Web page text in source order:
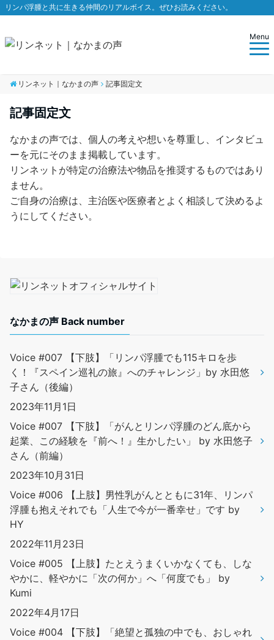
リンパ浮腫と共に生きる仲間のリアルボイス。ぜひお読みください。
Menu
リンネット｜なかまの声 記事固定文
記事固定文
なかまの声では、個人の考えや想いを尊重し、インタビュ
ーを元にそのまま掲載しています。
リンネットが特定の治療法や物品を推奨するものではあり
ません。
ご自身の治療は、主治医や医療者とよく相談して決めるよ
うにしてください。
なかまの声 Back number
Voice #007 【下肢】「リンパ浮腫でも115キロを歩
く！『スペイン巡礼の旅』へのチャレンジ」by 水田悠
子さん（後編）
2023年11月1日
Voice #007 【下肢】「がんとリンパ浮腫のどん底から
起業、この経験を『前へ！』生かしたい」 by 水田悠子
さん（前編）
2023年10月31日
Voice #006 【上肢】男性乳がんとともに31年、リンパ
浮腫も抱えそれでも「人生で今が一番幸せ」です by
HY
2022年11月23日
Voice #005 【上肢】たとえうまくいかなくても、しな
やかに、軽やかに「次の何か」へ「何度でも」 by
Kumi
2022年4月17日
Voice #004 【下肢】「絶望と孤独の中でも、おしゃれ